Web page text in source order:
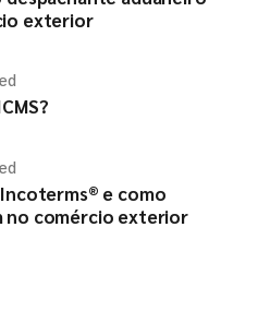
exterior
e como
no comércio exterior